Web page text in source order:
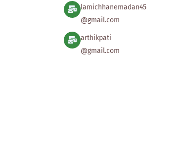
lamichhanemadan45
@gmail.com
arthikpati
@gmail.com